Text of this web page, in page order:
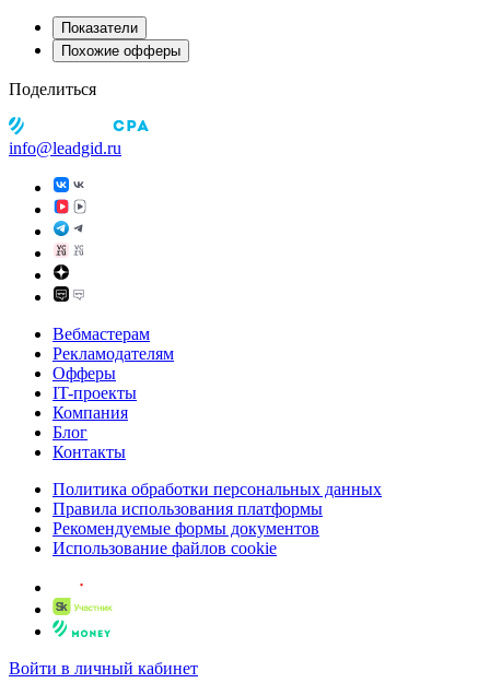
Показатели
Похожие офферы
Поделиться
info@leadgid.ru
Вебмастерам
Рекламодателям
Офферы
IT-проекты
Компания
Блог
Контакты
Политика обработки персональных данных
Правила использования платформы
Рекомендуемые формы документов
Использование файлов cookie
Войти в личный кабинет